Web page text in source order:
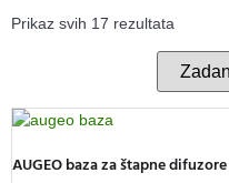
Prikaz svih 17 rezultata
AUGEO baza za štapne difuzore